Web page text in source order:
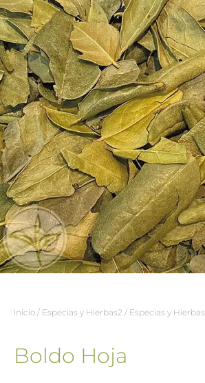
Inicio / Especias y Hierbas2 / Especias y Hierbas
Boldo Hoja